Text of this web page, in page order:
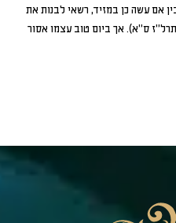
אם עשה כן במזיד, רשאי לבנות את
ס"א). אך ביום טוב עצמו אסור